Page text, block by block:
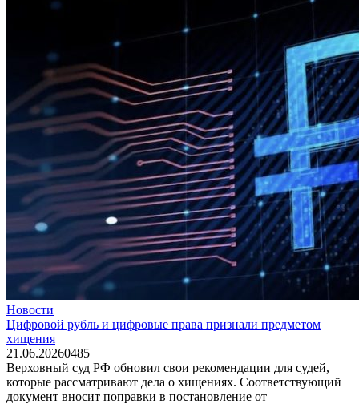
Новости
Цифровой рубль и цифровые права признали предметом
хищения
21.06.20260485
Верховный суд РФ обновил свои рекомендации для судей,
которые рассматривают дела о хищениях. Соответствующий
документ вносит поправки в постановление от